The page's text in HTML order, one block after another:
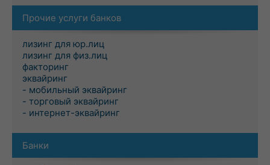
Прочие услуги банков
лизинг для юр.лиц
лизинг для физ.лиц
факторинг
эквайринг
- мобильный эквайринг
- торговый эквайринг
- интернет-эквайринг
Банки